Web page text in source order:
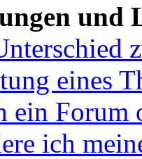
und
eines
ein Forum
ich